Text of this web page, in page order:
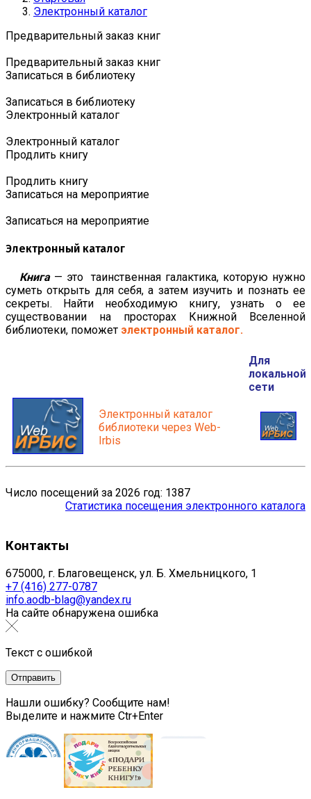
Электронный каталог
Предварительный заказ книг
Предварительный заказ книг
Записаться в библиотеку
Записаться в библиотеку
Электронный каталог
Электронный каталог
Продлить книгу
Продлить книгу
Записаться на мероприятие
Записаться на мероприятие
Электронный каталог
Книга— это таинственная галактика, которую нужно
суметь открыть для себя, а затем изучить и познать ее
секреты. Найти необходимую книгу, узнать о ее
существовании на просторах Книжной Вселенной
библиотеки, поможет электронный каталог.
Для
локальной
сети
Электронный каталог
библиотеки через Web-
Irbis
Число посещений за 2026 год: 1387
Статистика посещения электронного каталога
Контакты
675000, г. Благовещенск, ул. Б. Хмельницкого, 1
+7 (416) 277-0787
info.aodb-blag@yandex.ru
На сайте обнаружена ошибка
Текст с ошибкой
Нашли ошибку? Сообщите нам!
Выделите и нажмите Ctr+Enter